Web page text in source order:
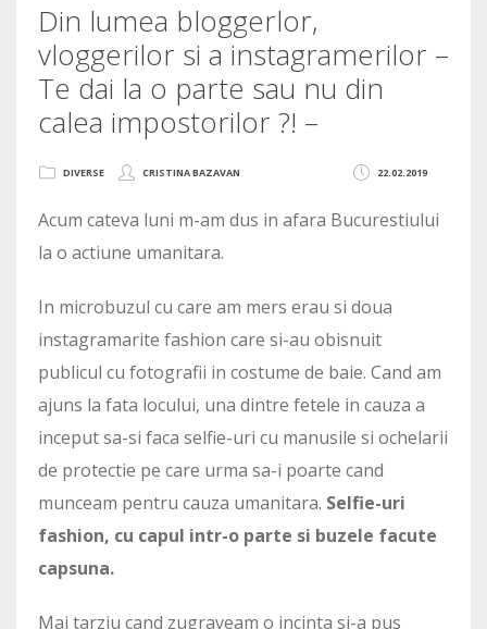
Din lumea bloggerlor,
vloggerilor si a instagramerilor –
Te dai la o parte sau nu din
calea impostorilor ?! –
22.02.2019
DIVERSE CRISTINA BAZAVAN
Acum cateva luni m-am dus in afara Bucurestiului
la o actiune umanitara.
In microbuzul cu care am mers erau si doua
instagramarite fashion care si-au obisnuit
publicul cu fotografii in costume de baie. Cand am
ajuns la fata locului, una dintre fetele in cauza a
inceput sa-si faca selfie-uri cu manusile si ochelarii
de protectie pe care urma sa-i poarte cand
munceam pentru cauza umanitara. Selfie-uri
fashion, cu capul intr-o parte si buzele facute
capsuna.
Mai tarziu cand zugraveam o incinta si-a pus